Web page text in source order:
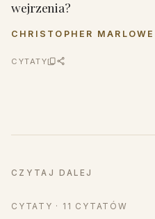
wejrzenia?
CHRISTOPHER MARLOWE
CYTATY
CZYTAJ DALEJ
CYTATY · 11 CYTATÓW